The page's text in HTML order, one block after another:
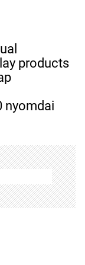
products
nyomdai